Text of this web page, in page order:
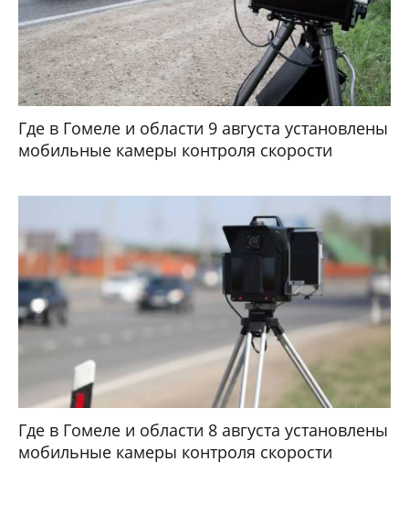
Где в Гомеле и области 9 августа установлены
мобильные камеры контроля скорости
Где в Гомеле и области 8 августа установлены
мобильные камеры контроля скорости